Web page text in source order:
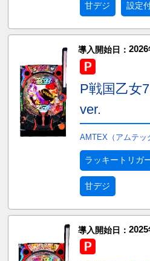
甘デジ 設定
導入開始日： 2026
P戦国乙女
ver.
AMTEX（アムテッ
ラッキートリガ
甘デジ
導入開始日： 2025